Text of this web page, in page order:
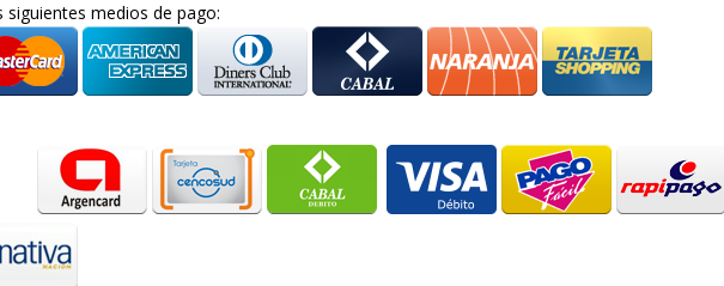
medios de pago: